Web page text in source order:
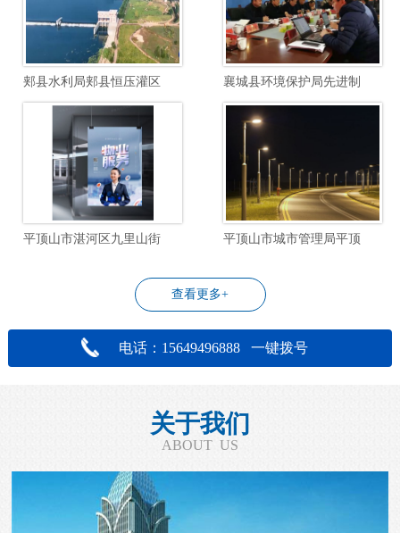
查看更多+
电话：15649496888 一键拨号
关于我们
ABOUT US